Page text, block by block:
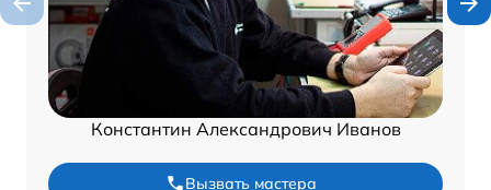
Константин Александрович Иванов
Вызвать мастера